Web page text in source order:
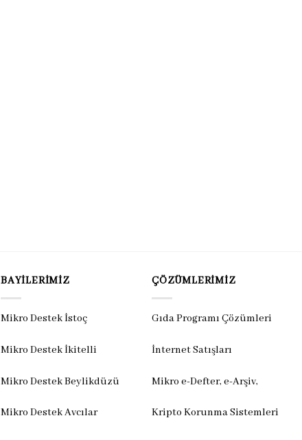
BAYILERIMIZ
Mikro Destek İstoç
Mikro Destek İkitelli
Mikro Destek Beylikdüzü
Mikro Destek Avcılar
ÇÖZÜMLERIMIZ
Gıda Programı Çözümleri
İnternet Satışları
Mikro e-Defter, e-Arşiv,
Kripto Korunma Sistemleri